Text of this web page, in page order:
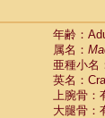
年齢：
属名：
亜種小名
英名：
上腕骨：
大腿骨：